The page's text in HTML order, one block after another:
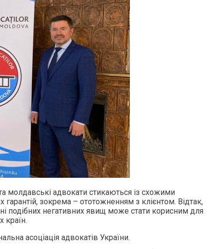
молдавські адвокати стикаються із схожими
зокрема – ототожненням з клієнтом. Відтак,
подібних негативних явищ може стати корисним для
країн.
асоціація адвокатів України.